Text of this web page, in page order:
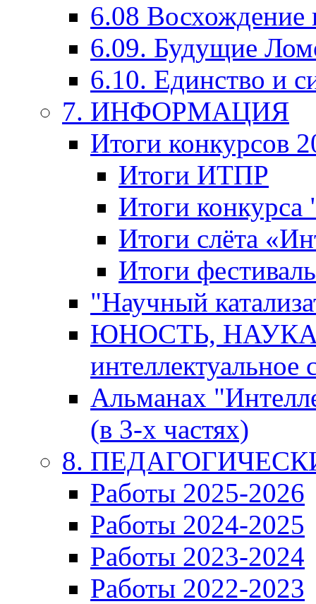
6.08 Восхождение
6.09. Будущие
6.10. Единство и
7. ИНФОРМАЦИЯ
Итоги конкурсов
Итоги ИТПР
Итоги
Итоги слёта
Итоги
"Научный
ЮНОСТЬ,
интеллектуальное
Альманах
(в 3-х частях)
8.
Работы 2025-2026
Работы 2024-2025
Работы 2023-2024
Работы 2022-2023